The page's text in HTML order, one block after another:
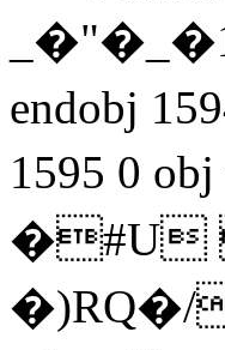
endobj
1595 0
�#U
�)RQ�/